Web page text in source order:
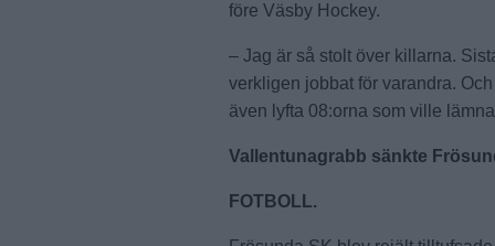
före Väsby Hockey.
– Jag är så stolt över killarna.
verkligen jobbat för varandra.
även lyfta 08:orna som ville
Vallentunagrabb sänkte
FOTBOLL.